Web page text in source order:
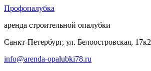
Профопалубка
аренда строительной опалубки
Санкт-Петербург, ул. Белоостровская, 17к2
info@arenda-opalubki78.ru